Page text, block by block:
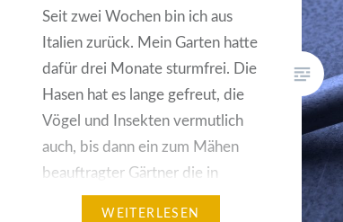
Seit zwei Wochen bin ich aus
Italien zurück. Mein Garten hatte
dafür drei Monate sturmfrei. Die
Hasen hat es lange gefreut, die
Vögel und Insekten vermutlich
auch, bis dann ein zum Mähen
beauftragter Gärtner die in
voller Pracht stehende
WEITERLESEN